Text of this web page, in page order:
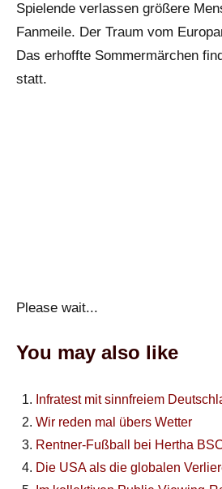
Spielende verlassen größere
Fanmeile. Der Traum vom
Das erhoffte Sommermärchen
statt.
Please wait...
You may also like
Infratest mit sinnfreiem
Wir reden mal übers Wetter
Rentner-Fußball bei Hertha
Die USA als die globalen